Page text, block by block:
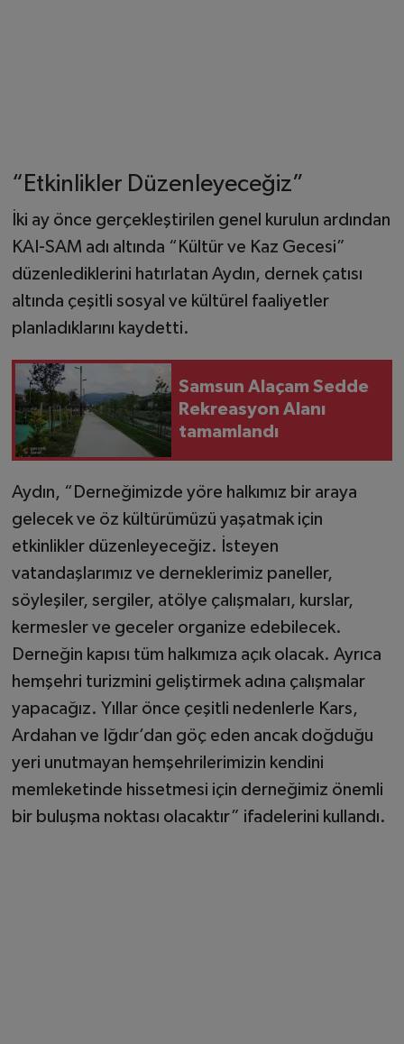
“Etkinlikler Düzenleyeceğiz”
İki ay önce gerçekleştirilen genel kurulun ardından
KAI-SAM adı altında “Kültür ve Kaz Gecesi”
düzenlediklerini hatırlatan Aydın, dernek çatısı
altında çeşitli sosyal ve kültürel faaliyetler
planladıklarını kaydetti.
Samsun Alaçam Sedde
Rekreasyon Alanı
tamamlandı
Aydın, “Derneğimizde yöre halkımız bir araya
gelecek ve öz kültürümüzü yaşatmak için
etkinlikler düzenleyeceğiz. İsteyen
vatandaşlarımız ve derneklerimiz paneller,
söyleşiler, sergiler, atölye çalışmaları, kurslar,
kermesler ve geceler organize edebilecek.
Derneğin kapısı tüm halkımıza açık olacak. Ayrıca
hemşehri turizmini geliştirmek adına çalışmalar
yapacağız. Yıllar önce çeşitli nedenlerle Kars,
Ardahan ve Iğdır’dan göç eden ancak doğduğu
yeri unutmayan hemşehrilerimizin kendini
memleketinde hissetmesi için derneğimiz önemli
bir buluşma noktası olacaktır” ifadelerini kullandı.